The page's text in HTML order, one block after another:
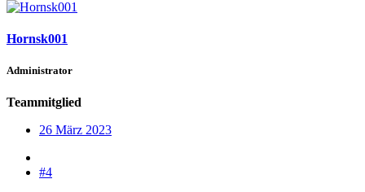
Hornsk001
Administrator
Teammitglied
26 März 2023
#4